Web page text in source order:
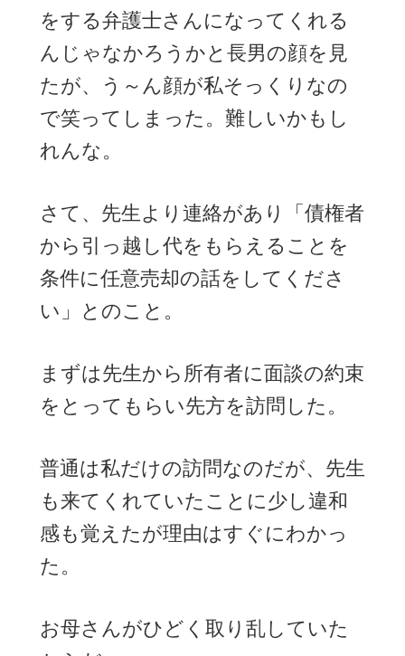
をする弁護士さんになってくれる
んじゃなかろうかと長男の顔を見
たが、う～ん顔が私そっくりなの
で笑ってしまった。難しいかもし
れんな。
さて、先生より連絡があり「債権者
から引っ越し代をもらえることを
条件に任意売却の話をしてくださ
い」とのこと。
まずは先生から所有者に面談の約束
をとってもらい先方を訪問した。
普通は私だけの訪問なのだが、先生
も来てくれていたことに少し違和
感も覚えたが理由はすぐにわかっ
た。
お母さんがひどく取り乱していた